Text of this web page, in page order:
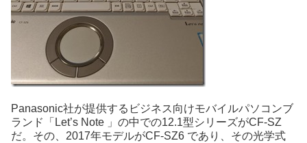
Panasonic社が提供するビジネス向けモバイルパソコンブ
ランド「Let’s Note 」の中での12.1型シリーズがCF-SZ
だ。その、2017年モデルがCF-SZ6 であり、その光学式